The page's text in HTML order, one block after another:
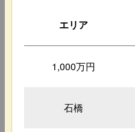
エリア
1,000万円
石橋